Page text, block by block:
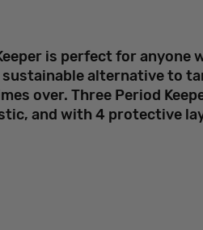
is perfect for anyone
alternative to
over. Three Period
and with 4 protective